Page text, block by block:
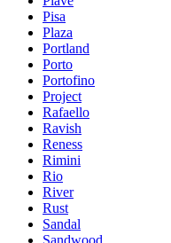
Pisa
Plaza
Portland
Porto
Portofino
Project
Rafaello
Ravish
Reness
Rimini
Rio
River
Rust
Sandal